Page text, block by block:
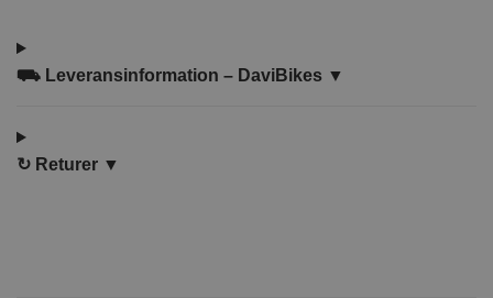
⛟ Leveransinformation – DaviBikes ▼
↻ Returer ▼